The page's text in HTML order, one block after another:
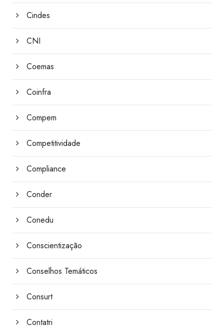
Cindes
CNI
Coemas
Coinfra
Compem
Competitividade
Compliance
Conder
Conedu
Conscientização
Conselhos Temáticos
Consurt
Contatri